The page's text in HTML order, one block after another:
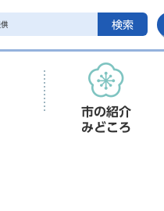
検索
市の紹介
みどころ